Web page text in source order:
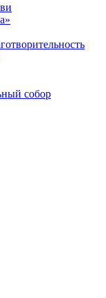
собор